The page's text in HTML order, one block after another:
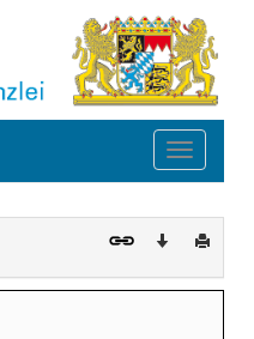
Toggle
Download